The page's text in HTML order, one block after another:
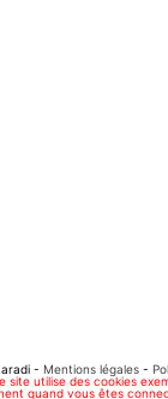
- Mentions légales -
site utilise des cookies
quand vous êtes